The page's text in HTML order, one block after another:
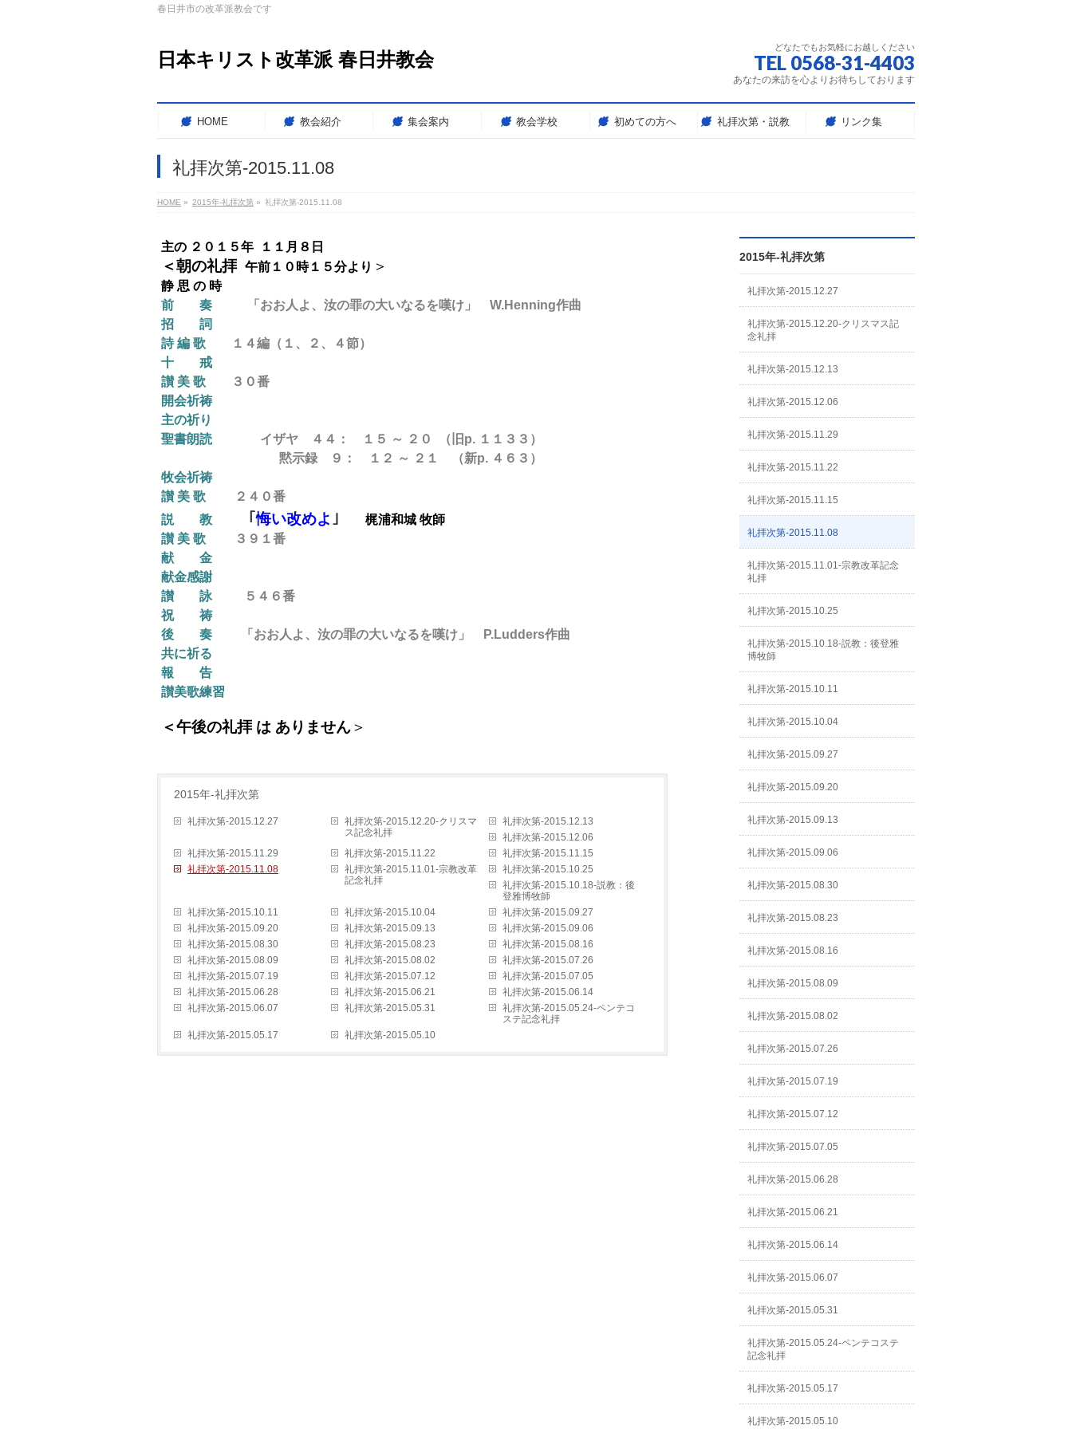
春日井市の改革派教会です
日本キリスト改革派 春日井教会
どなたでもお気軽にお越しください
TEL 0568-31-4403
あなたの来訪を心よりお待ちしております
HOME 教会紹介 集会案内 教会学校 初めての方へ 礼拝次第・説教 リンク集
礼拝次第-2015.11.08
HOME » 2015年-礼拝次第 » 礼拝次第-2015.11.08
主の ２０１５年 １１月８日
＜朝の礼拝 午前１０時１５分より ＞
静 思 の 時
前 奏
「おお人よ、汝の罪の大いなるを嘆け」 W.Henning作曲
招 詞
詩 編 歌 １４編（１、２、４節）
十 戒
讃 美 歌
３０番
開会祈祷
主の祈り
聖書朗読
イザヤ ４４ ： １５ ～ ２０ （旧p. １１３３）
黙示録 ９： １２ ～ ２１ （新p. ４６３）
牧会祈祷
讃 美 歌 ２４０番
説
教 ｢悔い改めよ ｣ 梶浦和城 牧師
讃 美 歌
３９１番
献 金
献金感謝
讃 詠
５４６番
祝 祷
後
奏 「 おお人よ、汝の罪の大いなるを嘆け 」 P.Ludders作曲
共に祈る
報 告
讃美歌練習
＜午後の礼拝 は ありません＞
2015年-礼拝次第
礼拝次第-2015.12.27
礼拝次第-2015.12.20-クリスマ
ス記念礼拝
礼拝次第-2015.12.13
礼拝次第-2015.12.06
礼拝次第-2015.11.29
礼拝次第-2015.11.22
礼拝次第-2015.11.15
礼拝次第-2015.11.08
礼拝次第-2015.11.01-宗教改革
記念礼拝
礼拝次第-2015.10.25
礼拝次第-2015.10.18-説教：後
登雅博牧師
礼拝次第-2015.10.11
礼拝次第-2015.10.04
礼拝次第-2015.09.27
礼拝次第-2015.09.20
礼拝次第-2015.09.13
礼拝次第-2015.09.06
礼拝次第-2015.08.30
礼拝次第-2015.08.23
礼拝次第-2015.08.16
礼拝次第-2015.08.09
礼拝次第-2015.08.02
礼拝次第-2015.07.26
礼拝次第-2015.07.19
礼拝次第-2015.07.12
礼拝次第-2015.07.05
礼拝次第-2015.06.28
礼拝次第-2015.06.21
礼拝次第-2015.06.14
礼拝次第-2015.06.07
礼拝次第-2015.05.31
礼拝次第-2015.05.24-ペンテコ
ステ記念礼拝
礼拝次第-2015.05.17
礼拝次第-2015.05.10
2015年-礼拝次第
礼拝次第-2015.12.27
礼拝次第-2015.12.20-クリスマス記
念礼拝
礼拝次第-2015.12.13
礼拝次第-2015.12.06
礼拝次第-2015.11.29
礼拝次第-2015.11.22
礼拝次第-2015.11.15
礼拝次第-2015.11.08
礼拝次第-2015.11.01-宗教改革記念
礼拝
礼拝次第-2015.10.25
礼拝次第-2015.10.18-説教：後登雅
博牧師
礼拝次第-2015.10.11
礼拝次第-2015.10.04
礼拝次第-2015.09.27
礼拝次第-2015.09.20
礼拝次第-2015.09.13
礼拝次第-2015.09.06
礼拝次第-2015.08.30
礼拝次第-2015.08.23
礼拝次第-2015.08.16
礼拝次第-2015.08.09
礼拝次第-2015.08.02
礼拝次第-2015.07.26
礼拝次第-2015.07.19
礼拝次第-2015.07.12
礼拝次第-2015.07.05
礼拝次第-2015.06.28
礼拝次第-2015.06.21
礼拝次第-2015.06.14
礼拝次第-2015.06.07
礼拝次第-2015.05.31
礼拝次第-2015.05.24-ペンテコステ
記念礼拝
礼拝次第-2015.05.17
礼拝次第-2015.05.10